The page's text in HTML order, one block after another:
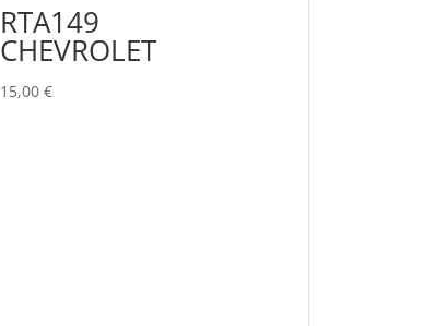
RTA149
CHEVROLET
15,00 €